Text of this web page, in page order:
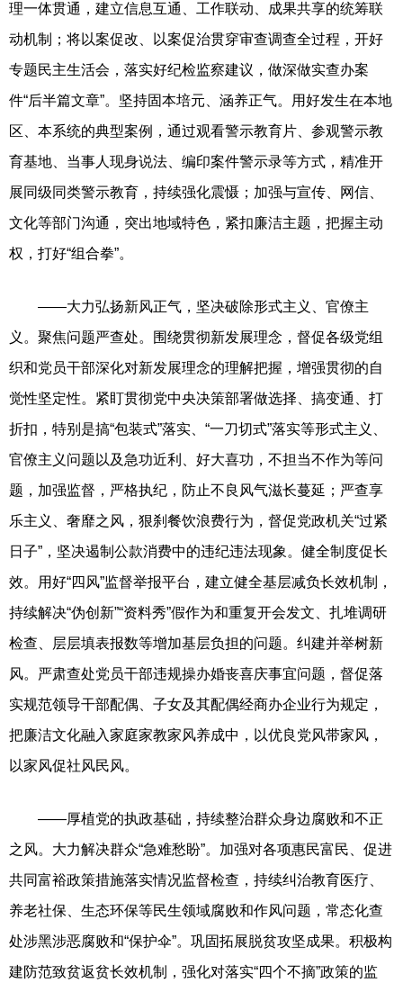
理一体贯通，建立信息互通、工作联动、成果共享的统筹联
动机制；将以案促改、以案促治贯穿审查调查全过程，开好
专题民主生活会，落实好纪检监察建议，做深做实查办案
件“后半篇文章”。坚持固本培元、涵养正气。用好发生在本地
区、本系统的典型案例，通过观看警示教育片、参观警示教
育基地、当事人现身说法、编印案件警示录等方式，精准开
展同级同类警示教育，持续强化震慑；加强与宣传、网信、
文化等部门沟通，突出地域特色，紧扣廉洁主题，把握主动
权，打好“组合拳”。
——大力弘扬新风正气，坚决破除形式主义、官僚主
义。聚焦问题严查处。围绕贯彻新发展理念，督促各级党组
织和党员干部深化对新发展理念的理解把握，增强贯彻的自
觉性坚定性。紧盯贯彻党中央决策部署做选择、搞变通、打
折扣，特别是搞“包装式”落实、“一刀切式”落实等形式主义、
官僚主义问题以及急功近利、好大喜功，不担当不作为等问
题，加强监督，严格执纪，防止不良风气滋长蔓延；严查享
乐主义、奢靡之风，狠刹餐饮浪费行为，督促党政机关“过紧
日子”，坚决遏制公款消费中的违纪违法现象。健全制度促长
效。用好“四风”监督举报平台，建立健全基层减负长效机制，
持续解决“伪创新”“资料秀”假作为和重复开会发文、扎堆调研
检查、层层填表报数等增加基层负担的问题。纠建并举树新
风。严肃查处党员干部违规操办婚丧喜庆事宜问题，督促落
实规范领导干部配偶、子女及其配偶经商办企业行为规定，
把廉洁文化融入家庭家教家风养成中，以优良党风带家风，
以家风促社风民风。
——厚植党的执政基础，持续整治群众身边腐败和不正
之风。大力解决群众“急难愁盼”。加强对各项惠民富民、促进
共同富裕政策措施落实情况监督检查，持续纠治教育医疗、
养老社保、生态环保等民生领域腐败和作风问题，常态化查
处涉黑涉恶腐败和“保护伞”。巩固拓展脱贫攻坚成果。积极构
建防范致贫返贫长效机制，强化对落实“四个不摘”政策的监